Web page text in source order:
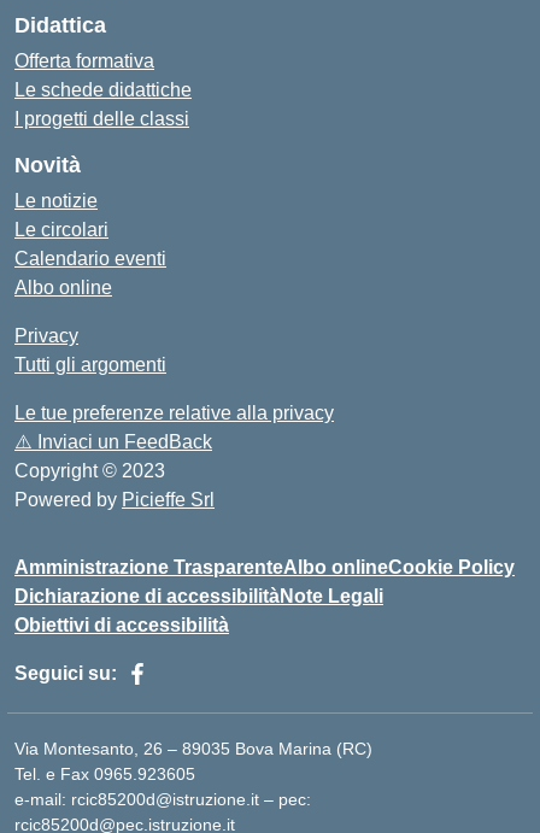
Didattica
Offerta formativa
Le schede didattiche
I progetti delle classi
Novità
Le notizie
Le circolari
Calendario eventi
Albo online
Privacy
Tutti gli argomenti
Le tue preferenze relative alla privacy
⚠️ Inviaci un FeedBack
Copyright © 2023
Powered by Picieffe Srl
Amministrazione TrasparenteAlbo onlineCookie Policy
Dichiarazione di accessibilitàNote Legali
Obiettivi di accessibilità
Seguici su:
Via Montesanto, 26 – 89035 Bova Marina (RC)
Tel. e Fax 0965.923605
e-mail: rcic85200d@istruzione.it – pec:
rcic85200d@pec.istruzione.it